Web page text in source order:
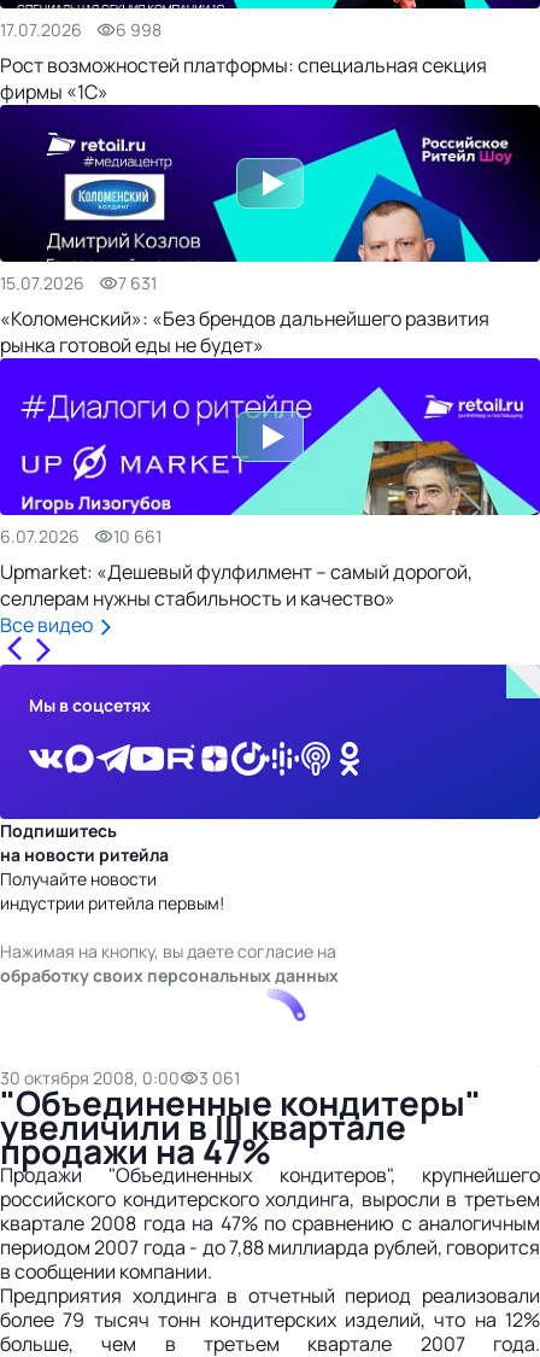
17.07.2026 6 998
Рост возможностей платформы: специальная секция
фирмы «1С»
15.07.2026 7 631
«Коломенский»: «Без брендов дальнейшего развития
рынка готовой еды не будет»
6.07.2026 10 661
Upmarket: «Дешевый фулфилмент – самый дорогой,
селлерам нужны стабильность и качество»
Все видео
Мы в соцсетях
Подпишитесь
на новости ритейла
Получайте новости
индустрии ритейла первым!
Нажимая на кнопку, вы даете согласие на
обработку своих персональных данных
30 октября 2008, 0:00 3 061
"Объединенные кондитеры"
увеличили в III квартале
продажи на 47%
Продажи "Объединенных кондитеров", крупнейшего
российского кондитерского холдинга, выросли в третьем
квартале 2008 года на 47% по сравнению с аналогичным
периодом 2007 года - до 7,88 миллиарда рублей, говорится
в сообщении компании.
Предприятия холдинга в отчетный период реализовали
более 79 тысяч тонн кондитерских изделий, что на 12%
больше, чем в третьем квартале 2007 года.